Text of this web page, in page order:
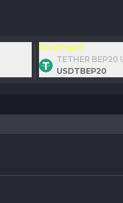
ПОЛУЧАЮ
TETHER BEP20
USDTBEP20